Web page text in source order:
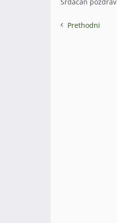
Prethodni